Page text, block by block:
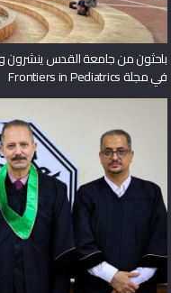
باحثون من جامعة القدس ينشرون
في مجلة Frontiers in Pediatrics